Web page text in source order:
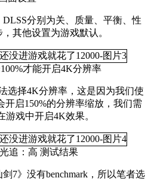
分别为关、质量、平衡、性
其他设置为游戏默认。
才能开启4K分辨率
选择4K分辨率，这是因为我们使
开启150%的分辨率缩放，我们需
游戏中开启4K效果。
追：高 测试结果
7》没有benchmark，所以笔者选